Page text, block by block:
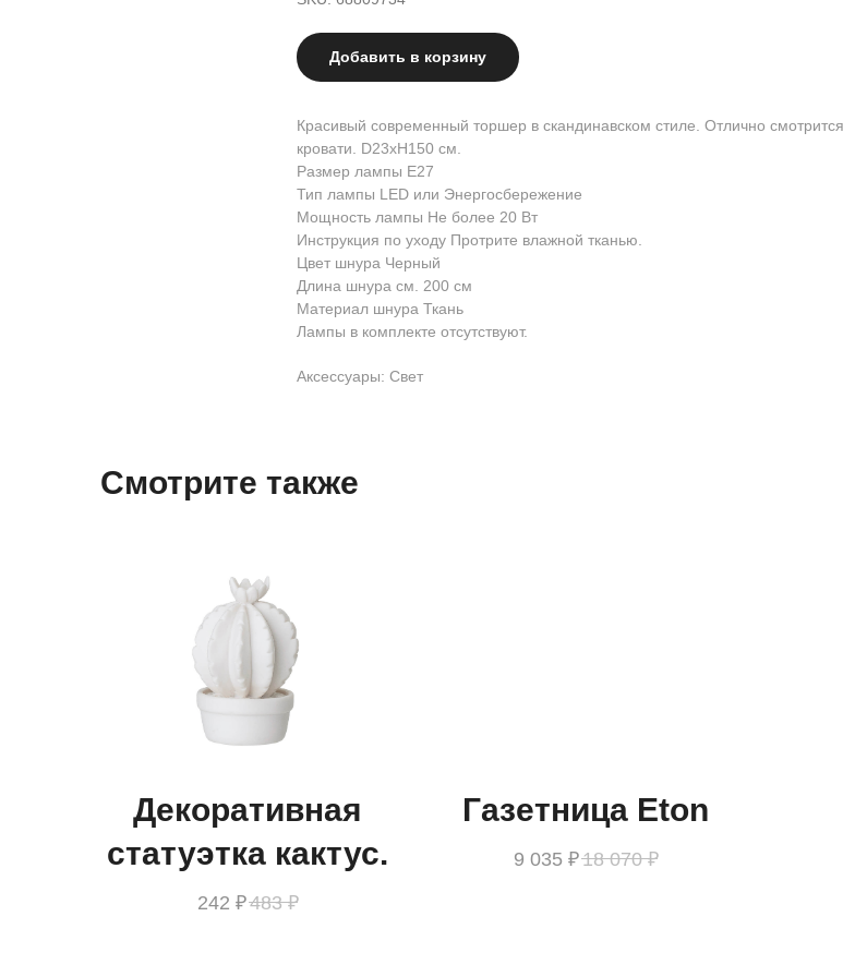
Добавить в корзину
Красивый современный торшер в скандинавском стиле. Отлично
кровати. D23xH150 см.
Размер лампы E27
Тип лампы LED или Энергосбережение
Мощность лампы Не более 20 Вт
Инструкция по уходу Протрите влажной тканью.
Цвет шнура Черный
Длина шнура см. 200 см
Материал шнура Ткань
Лампы в комплекте отсутствуют.
Аксессуары: Свет
Смотрите также
Декоративная
статуэтка кактус.
242 ₽483 ₽
Газетница Eton
9 035 ₽18 070 ₽